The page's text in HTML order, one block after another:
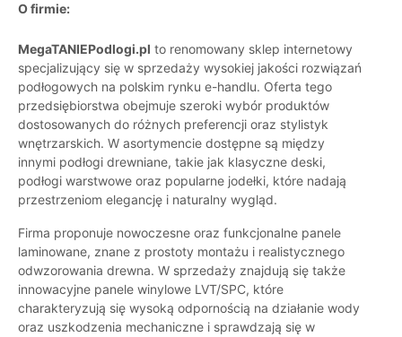
O firmie:
MegaTANIEPodlogi.pl to renomowany sklep internetowy
specjalizujący się w sprzedaży wysokiej jakości rozwiązań
podłogowych na polskim rynku e-handlu. Oferta tego
przedsiębiorstwa obejmuje szeroki wybór produktów
dostosowanych do różnych preferencji oraz stylistyk
wnętrzarskich. W asortymencie dostępne są między
innymi podłogi drewniane, takie jak klasyczne deski,
podłogi warstwowe oraz popularne jodełki, które nadają
przestrzeniom elegancję i naturalny wygląd.
Firma proponuje nowoczesne oraz funkcjonalne panele
laminowane, znane z prostoty montażu i realistycznego
odwzorowania drewna. W sprzedaży znajdują się także
innowacyjne panele winylowe LVT/SPC, które
charakteryzują się wysoką odpornością na działanie wody
oraz uszkodzenia mechaniczne i sprawdzają się w